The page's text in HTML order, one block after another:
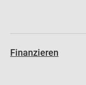
Finanzieren